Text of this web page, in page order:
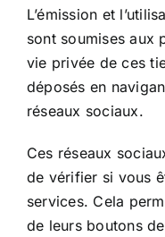
L’émission et
sont soumises aux
vie privée de ces
déposés en
réseaux sociaux.
Ces réseaux
de vérifier si vous
services. Cela
de leurs boutons